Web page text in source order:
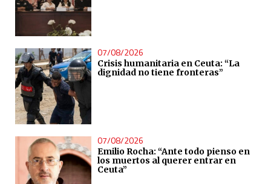
07/08/2026
Crisis humanitaria en Ceuta: “La
dignidad no tiene fronteras”
07/08/2026
Emilio Rocha: “Ante todo pienso en
los muertos al querer entrar en
Ceuta”